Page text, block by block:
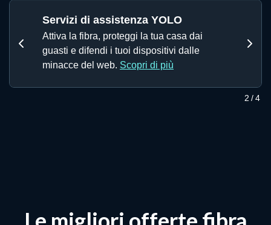
NewsServizi di assistenza YOLO
Attiva la fibra, proteggi la tua casa dai
guasti e difendi i tuoi dispositivi dalle
minacce del web. Scopri di più
2 /4
Precedente